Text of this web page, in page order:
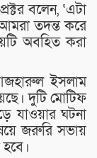
বলেন, ‘এটা
তদন্ত করে
অবহিত করা
ইসলাম
দুটি মোটিফ
যাওয়ার ঘটনা
জরুরি সভায়